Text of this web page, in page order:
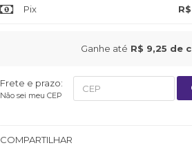
Pix
Ganhe até R$ 9,25 de
Frete e prazo:
Não sei meu CEP
COMPARTILHAR